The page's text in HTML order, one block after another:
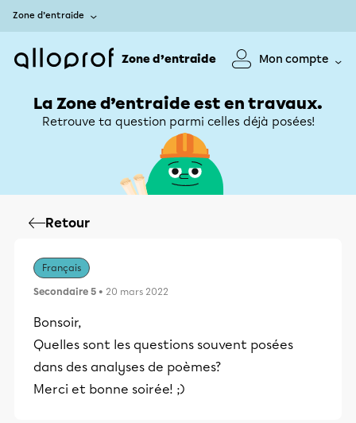
Zone d’entraide
Zone d’entraide Mon compte
La Zone d’entraide est en travaux.
Retrouve ta question parmi celles déjà posées!
Retour
Français
Secondaire 5 • 20 mars 2022
Bonsoir,
Quelles sont les questions souvent posées
dans des analyses de poèmes?
Merci et bonne soirée! ;)